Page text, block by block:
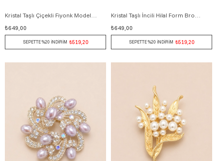
Kristal Taşlı Çiçekli Fiyonk Model Broş 5 cm GÜMÜŞ
₺649,00
SEPETTE %20 İNDİRİM ₺519,20
Kristal Taşlı İncili Hilal Form Broş 4 cm BEYAZ
₺649,00
SEPETTE %20 İNDİRİM ₺519,20